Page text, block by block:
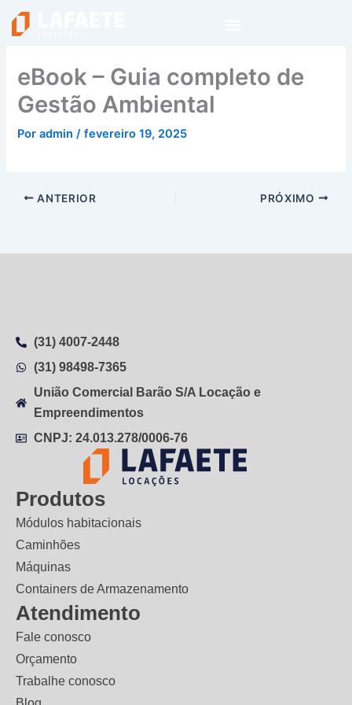
conteúdo
eBook – Guia completo de
Gestão Ambiental
Poradmin/fevereiro 19, 2025
ANTERIOR PRÓXIMO
(31) 4007-2448
(31) 98498-7365
União Comercial Barão S/A Locação e
Empreendimentos
CNPJ: 24.013.278/0006-76
Produtos
Módulos habitacionais
Caminhões
Máquinas
Containers de Armazenamento
Atendimento
Fale conosco
Orçamento
Trabalhe conosco